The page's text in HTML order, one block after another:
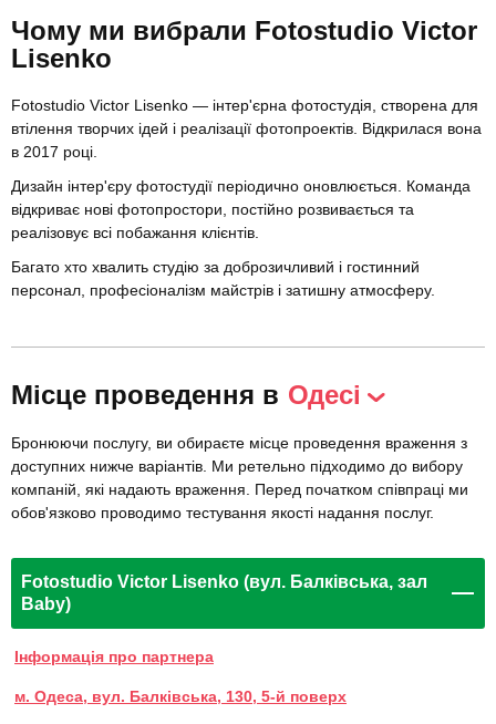
Чому ми вибрали Fotostudio Victor
Lisenko
Fotostudio Victor Lisenko — інтер'єрна фотостудія, створена для
втілення творчих ідей і реалізації фотопроектів. Відкрилася вона
в 2017 році.
Дизайн інтер'єру фотостудії періодично оновлюється. Команда
відкриває нові фотопростори, постійно розвивається та
реалізовує всі побажання клієнтів.
Багато хто хвалить студію за доброзичливий і гостинний
персонал, професіоналізм майстрів і затишну атмосферу.
Місце проведення в Одесі
Бронюючи послугу, ви обираєте місце проведення враження з
доступних нижче варіантів. Ми ретельно підходимо до вибору
компаній, які надають враження. Перед початком співпраці ми
обов'язково проводимо тестування якості надання послуг.
Fotostudio Victor Lisenko (вул. Балківська, зал
Baby)
Інформація про партнера
м. Одеса, вул. Балківська, 130, 5-й поверх